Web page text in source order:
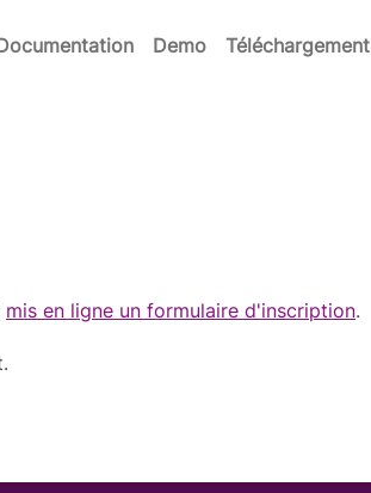
Demo Téléchargement
mis en ligne un formulaire d'inscription.